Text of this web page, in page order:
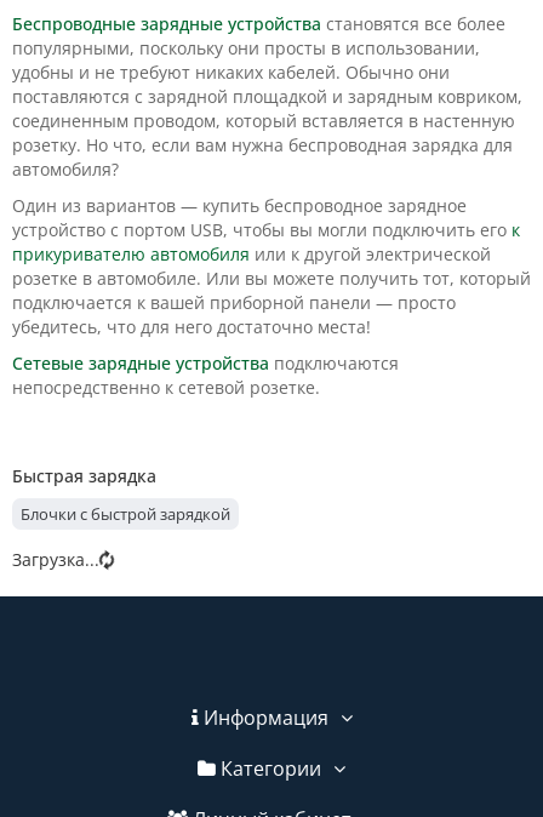
Беспроводные зарядные устройства становятся все более
популярными, поскольку они просты в использовании,
удобны и не требуют никаких кабелей. Обычно они
поставляются с зарядной площадкой и зарядным ковриком,
соединенным проводом, который вставляется в настенную
розетку. Но что, если вам нужна беспроводная зарядка для
автомобиля?
Один из вариантов — купить беспроводное зарядное
устройство с портом USB, чтобы вы могли подключить его к
прикуривателю автомобиля или к другой электрической
розетке в автомобиле. Или вы можете получить тот, который
подключается к вашей приборной панели — просто
убедитесь, что для него достаточно места!
Сетевые зарядные устройства подключаются
непосредственно к сетевой розетке.
Быстрая зарядка
Блочки с быстрой зарядкой
Загрузка...
Информация
Категории